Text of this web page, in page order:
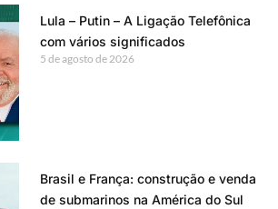
Lula – Putin – A Ligação Telefônica
com vários significados
5 de agosto de 2026
Brasil e França: construção e venda
de submarinos na América do Sul